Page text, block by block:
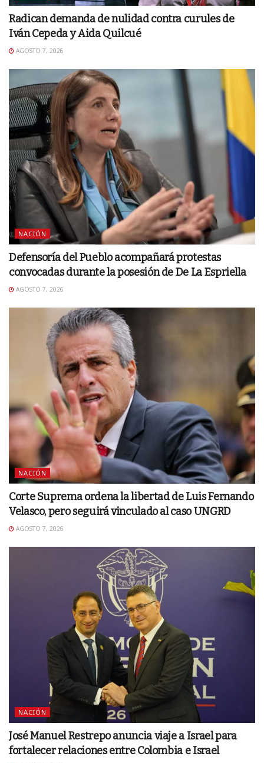
Radican demanda de nulidad contra curules de
Iván Cepeda y Aida Quilcué
AGOSTO 7, 2026
NACIÓN
Defensoría del Pueblo acompañará protestas
convocadas durante la posesión de De La Espriella
AGOSTO 7, 2026
NACIÓN
Corte Suprema ordena la libertad de Luis Fernando
Velasco, pero seguirá vinculado al caso UNGRD
AGOSTO 7, 2026
NACIÓN
José Manuel Restrepo anuncia viaje a Israel para
fortalecer relaciones entre Colombia e Israel